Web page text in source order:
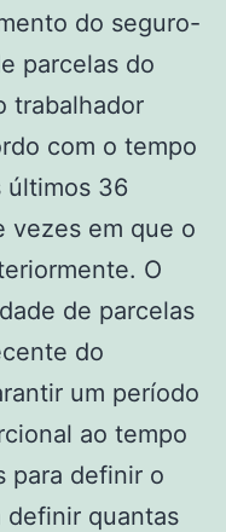
do seguro-
parcelas do
trabalhador
com o tempo
últimos 36
vezes em que o
O
de parcelas
do
um período
ao tempo
definir o
quantas